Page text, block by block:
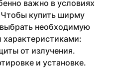
важно в условиях
купить ширму
необходимую
от излучения.
и установке.